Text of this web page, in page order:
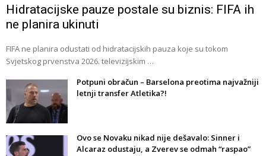
Hidratacijske pauze postale su biznis: FIFA ih
ne planira ukinuti
FIFA ne planira odustati od hidratacijskih pauza koje su tokom
Svjetskog prvenstva 2026. televizijskim …
Potpuni obračun – Barselona preotima najvažniji
letnji transfer Atletika?!
Ovo se Novaku nikad nije dešavalo: Sinner i
Alcaraz odustaju, a Zverev se odmah “raspao”